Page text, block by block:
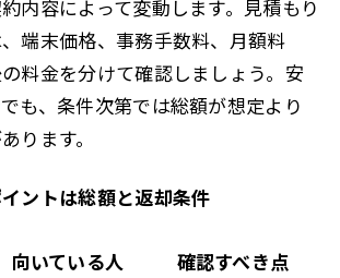
内容によって変動します。見積もり
端末価格、事務手数料、月額料
料金を分けて確認しましょう。安
も、条件次第では総額が想定より
ります。
ントは総額と返却条件
向いている人
確認すべき点